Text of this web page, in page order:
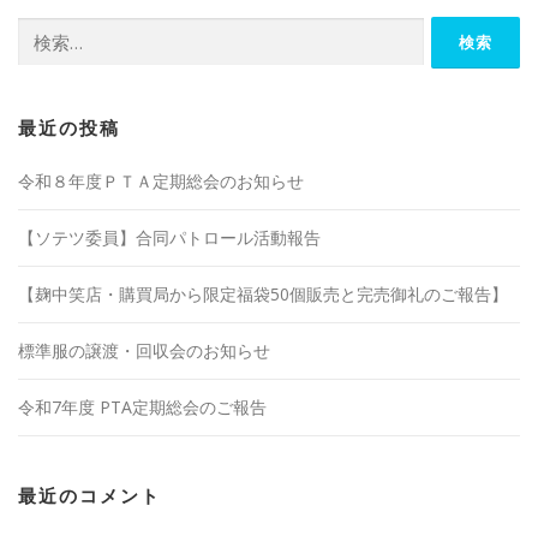
最近の投稿
令和８年度ＰＴＡ定期総会のお知らせ
【ソテツ委員】合同パトロール活動報告
【麹中笑店・購買局から限定福袋50個販売と完売御礼のご報告】
標準服の譲渡・回収会のお知らせ
令和7年度 PTA定期総会のご報告
最近のコメント